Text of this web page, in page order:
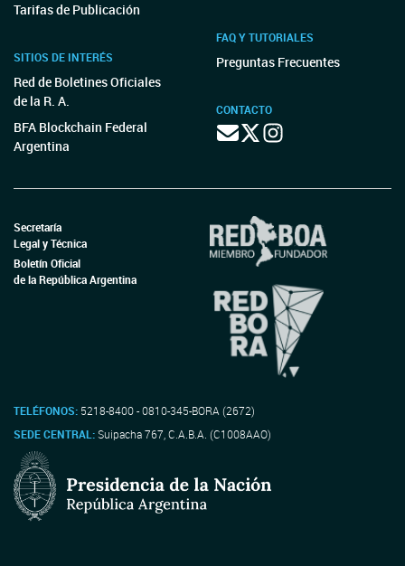
Tarifas de Publicación
SITIOS DE INTERÉS
Red de Boletines Oficiales
de la R. A.
BFA Blockchain Federal
Argentina
FAQ Y TUTORIALES
Preguntas Frecuentes
CONTACTO
Secretaría
Legal y Técnica
Boletín Oficial
de la República Argentina
TELÉFONOS: 5218-8400 - 0810-345-BORA (2672)
SEDE CENTRAL:Suipacha 767, C.A.B.A. (C1008AAO)